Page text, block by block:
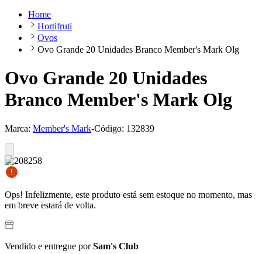
Home
Hortifruti
Ovos
Ovo Grande 20 Unidades Branco Member's Mark Olg
Ovo Grande 20 Unidades
Branco Member's Mark Olg
Marca: Member's Mark-Código: 132839
Ops! Infelizmente, este produto está sem estoque no momento, mas
em breve estará de volta.
Vendido e entregue porSam's Club